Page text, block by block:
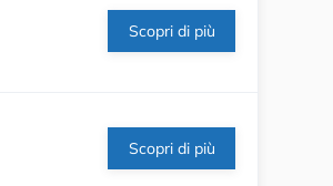
Scopri di più
Scopri di più